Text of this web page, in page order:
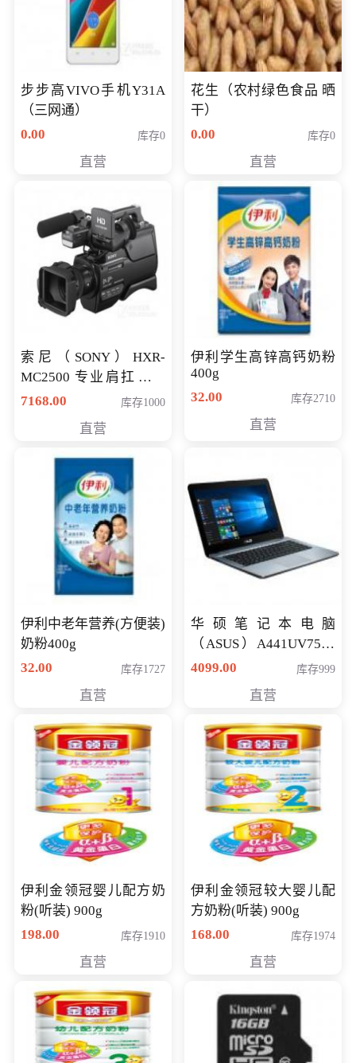
步步高VIVO手机Y31A
（三网通）
0.00
库存0
直营
花生（农村绿色食品 晒
干）
0.00
库存0
直营
索尼（SONY）HXR-
MC2500 专业肩扛式存
储卡全高清摄录一体机
清入门级摄像机
7168.00 库存1000
直营
伊利学生高锌高钙奶粉
400g
32.00
库存2710
直营
伊利中老年营养(方便装)
奶粉400g
32.00
库存1727
直营
华硕笔记本电脑
（ASUS）A441UV7500
顽石（7代i7-7500U 4G
4099.00 库存999
直营
伊利金领冠婴儿配方奶
粉(听装) 900g
198.00
库存1910
直营
伊利金领冠较大婴儿配
方奶粉(听装) 900g
168.00
库存1974
直营